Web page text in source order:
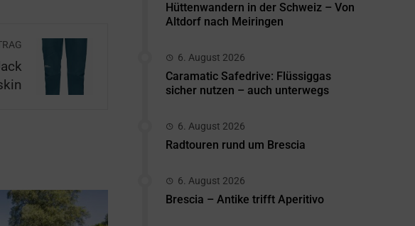
Hüttenwandern in der Schweiz – Von
Altdorf nach Meiringen
6. August 2026
Caramatic Safedrive: Flüssiggas
sicher nutzen – auch unterwegs
6. August 2026
Radtouren rund um Brescia
6. August 2026
Brescia – Antike trifft Aperitivo